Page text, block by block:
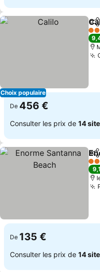
Choix populaire
5
De 456 €
Consulter les prix de 14
4
9,1
De 135 €
Consulter les prix de 14